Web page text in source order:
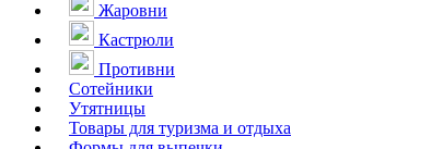
Жаровни
Кастрюли
Противни
Сотейники
Утятницы
Товары для туризма и отдыха